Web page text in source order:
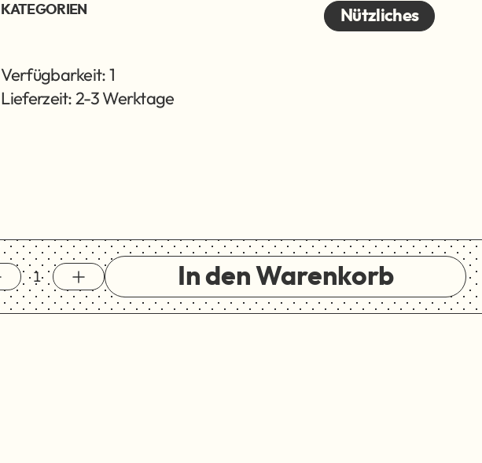
KATEGORIEN Nützliches
Verfügbarkeit: 1
Lieferzeit: 2-3 Werktage
In den Warenkorb